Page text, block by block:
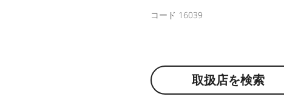
コード 16039
取扱店を検索